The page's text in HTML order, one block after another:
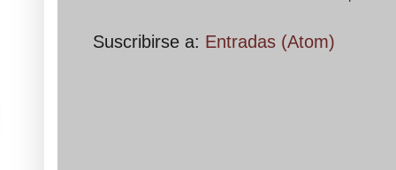
Suscribirse a: Entradas (Atom)